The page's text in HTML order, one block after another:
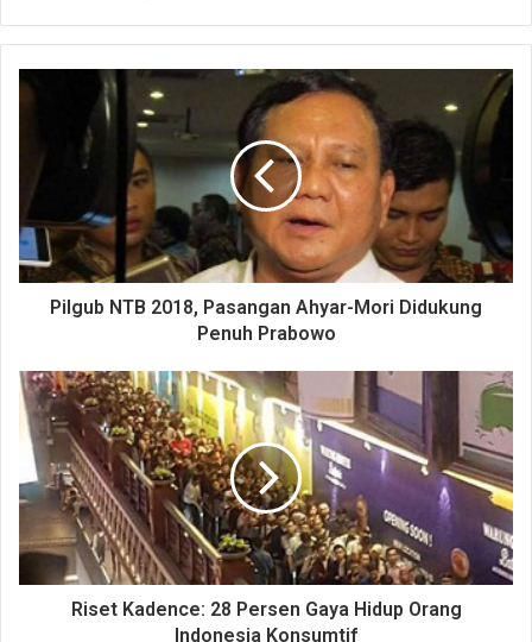
Pilgub NTB 2018, Pasangan Ahyar-Mori Didukung
Penuh Prabowo
Riset Kadence: 28 Persen Gaya Hidup Orang
Indonesia Konsumtif